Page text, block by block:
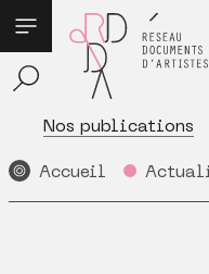
Nos publications
Accueil